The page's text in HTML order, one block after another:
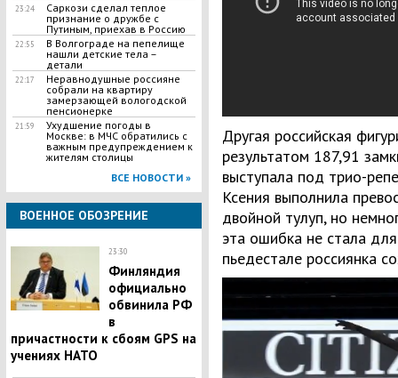
23:24
Саркози сделал теплое
признание о дружбе с
Путиным, приехав в Россию
22:55
В Волгограде на пепелище
нашли детские тела –
детали
22:17
Неравнодушные россияне
собрали на квартиру
замерзающей вологодской
пенсионерке
21:59
Ухудшение погоды в
Москве: в МЧС обратились с
важным предупреждением к
жителям столицы
ВСЕ НОВОСТИ »
ВОЕННОЕ ОБОЗРЕНИЕ
23:30
Финляндия
официально
обвинила РФ
в
причастности к сбоям GPS на
учениях НАТО
Другая российская
результатом 187,91
выступала под трио-
Ксения выполнила
двойной тулуп, но
эта ошибка не стала
пьедестале россиянка